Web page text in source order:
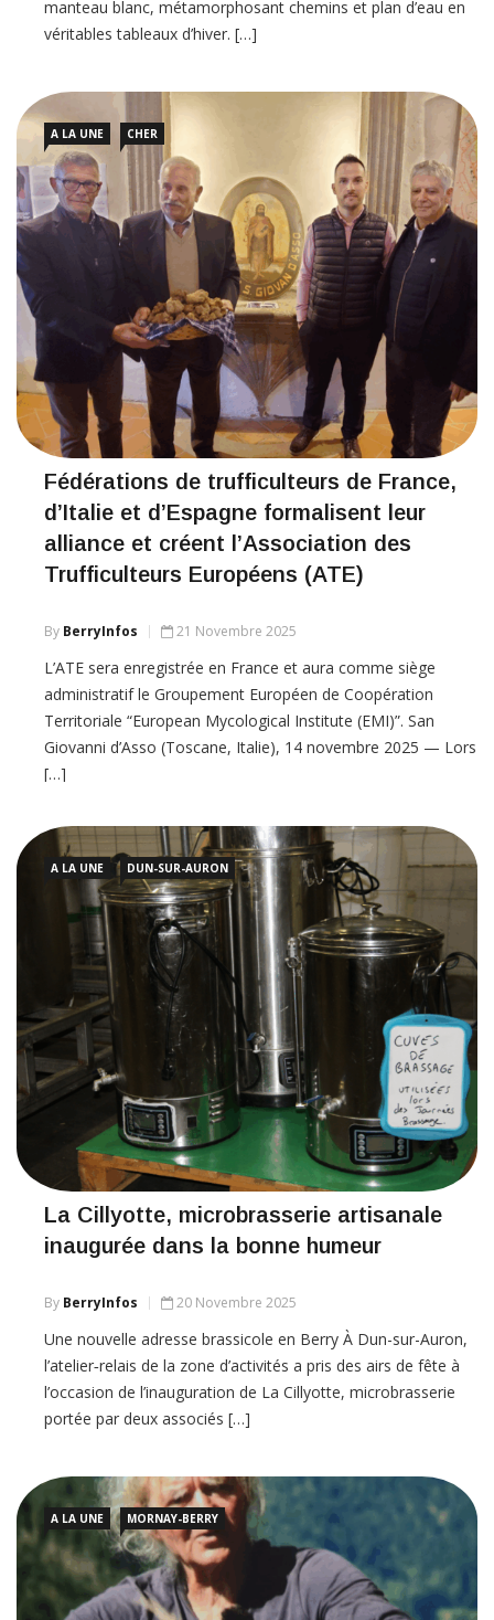
manteau blanc, métamorphosant chemins et plan d’eau en
véritables tableaux d’hiver. […]
A LA UNE CHER
Fédérations de trufficulteurs de France,
d’Italie et d’Espagne formalisent leur
alliance et créent l’Association des
Trufficulteurs Européens (ATE)
By BerryInfos 21 Novembre 2025
L’ATE sera enregistrée en France et aura comme siège
administratif le Groupement Européen de Coopération
Territoriale “European Mycological Institute (EMI)”. San
Giovanni d’Asso (Toscane, Italie), 14 novembre 2025 — Lors
[…]
A LA UNE DUN-SUR-AURON
La Cillyotte, microbrasserie artisanale
inaugurée dans la bonne humeur
By BerryInfos 20 Novembre 2025
Une nouvelle adresse brassicole en Berry À Dun-sur-Auron,
l’atelier‑relais de la zone d’activités a pris des airs de fête à
l’occasion de l’inauguration de La Cillyotte, microbrasserie
portée par deux associés […]
A LA UNE MORNAY-BERRY